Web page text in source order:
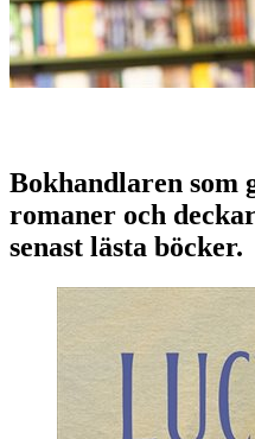
Bokhandlaren som
romaner och
senast lästa böcker.